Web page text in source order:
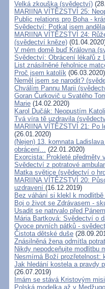
Velká zkouška (svědectví)
MARIINA VÍTĚZSTVÍ 25:
Public relations pro Boha -
Svědectví: Potkal jsem anděla
MARIINA VÍTĚZSTVÍ 24:
(svědectví kněze)
V mém domě buď Královna
Svědectví: Obrácení lékařů z
List znásilněné řeholnice
Proč jsem katolík (06.03.2020)
Neměl jsem se narodit?
Chválím Pannu Marii
Goran Čurkovič u Svatého
Marie (14.02.2020)
Karol Dučák: Neopustím
Tvá víra tě uzdravila
MARIINA VÍTĚZSTVÍ 21: Po
(26.01.2020)
(Nejen) 13. komnata
obrácení... (22.01.2020)
Exorcista: Prokleté předměty
Svědectví z potratové
Matka světice (svědectví o
MARIINA VÍTĚZSTVÍ 20:
uzdravení (16.12.2019)
Bez váhání si klekl k
Boj o život se Zdrávasem -
Usadit se natrvalo před Pánem
Mária Bartková: Svědectví o
Ovoce prvních pátků -
Čistota dětské duše
Znásilněná žena odmítla
Nikdy nepodceňujte modlitbu
Nesmírná Boží
Jak hledání kostela a pravdy
(26.07.2019)
Imám se stává Kristovým
Polská modelka až v